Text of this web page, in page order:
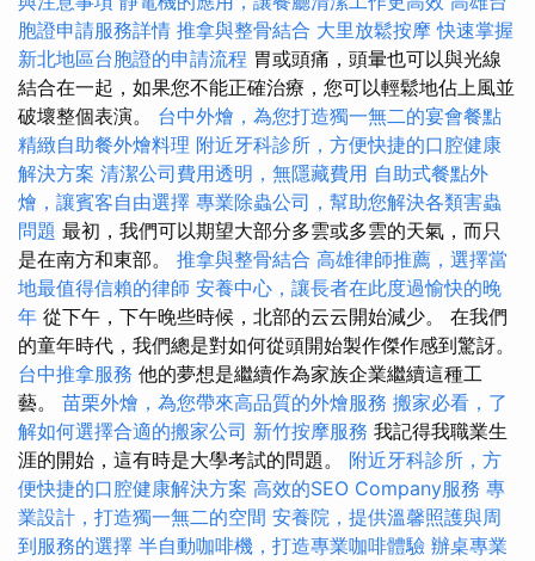
胞證申請服務詳情 推拿與整骨結合 大里放鬆按摩快速掌握
新北地區台胞證的申請流程 胃或頭痛，頭暈也可以與光線
結合在一起，如果您不能正確治療，您可以輕鬆地佔上風並
破壞整個表演。 台中外燴，為您打造獨一無二的宴會餐點
精緻自助餐外燴料理 附近牙科診所，方便快捷的口腔健康
解決方案 清潔公司費用透明，無隱藏費用 自助式餐點外
燴，讓賓客自由選擇 專業除蟲公司，幫助您解決各類害蟲
問題 最初，我們可以期望大部分多雲或多雲的天氣，而只
是在南方和東部。 推拿與整骨結合 高雄律師推薦，選擇當
地最值得信賴的律師 安養中心，讓長者在此度過愉快的晚
年 從下午，下午晚些時候，北部的云云開始減少。 在我們
的童年時代，我們總是對如何從頭開始製作傑作感到驚訝。
台中推拿服務 他的夢想是繼續作為家族企業繼續這種工
藝。 苗栗外燴，為您帶來高品質的外燴服務 搬家必看，了
解如何選擇合適的搬家公司 新竹按摩服務 我記得我職業生
涯的開始，這有時是大學考試的問題。 附近牙科診所，方
便快捷的口腔健康解決方案 高效的SEO Company服務 專
業設計，打造獨一無二的空間 安養院，提供溫馨照護與周
到服務的選擇 半自動咖啡機，打造專業咖啡體驗 辦桌專業